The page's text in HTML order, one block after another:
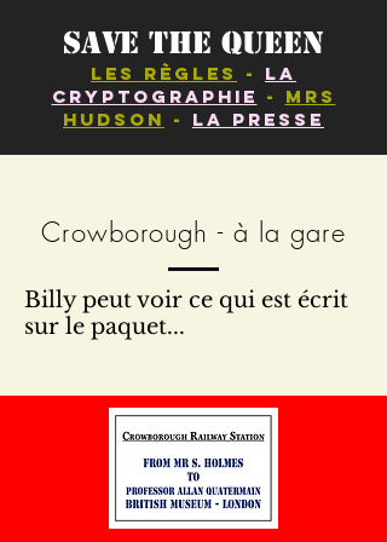
Save the Queen
Les règles - La
Cryptographie - Mrs
Hudson - la Presse
Crowborough - à la gare
Billy peut voir ce qui est écrit
sur le paquet...